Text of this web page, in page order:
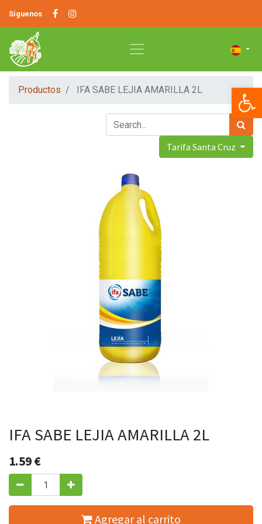
Síguenos
Productos IFA SABE LEJIA AMARILLA 2L
Tarifa Santa Cruz
IFA SABE LEJIA AMARILLA 2L
1.59€
Agregar al carrito